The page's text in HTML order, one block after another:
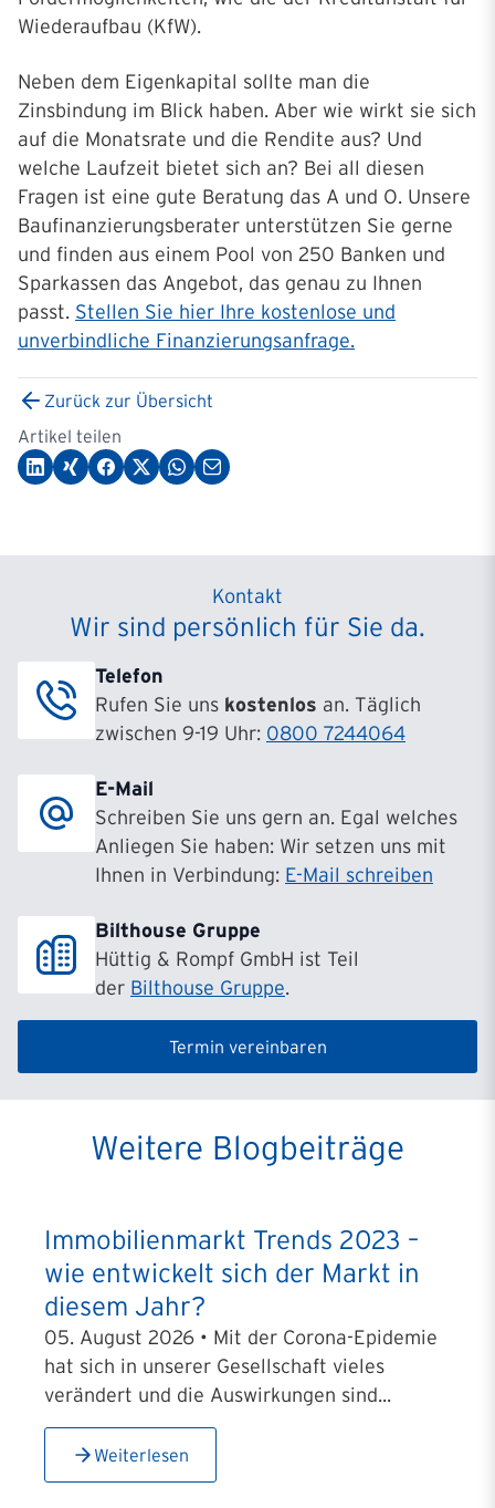
Wiederaufbau (KfW).
Neben dem Eigenkapital sollte man die
Zinsbindung im Blick haben. Aber wie wirkt sie sich
auf die Monatsrate und die Rendite aus? Und
welche Laufzeit bietet sich an? Bei all diesen
Fragen ist eine gute Beratung das A und O. Unsere
Baufinanzierungsberater unterstützen Sie gerne
und finden aus einem Pool von 250 Banken und
Sparkassen das Angebot, das genau zu Ihnen
passt. Stellen Sie hier Ihre kostenlose und
unverbindliche Finanzierungsanfrage.
Zurück zur Übersicht
Artikel teilen
Kontakt
Wir sind persönlich für Sie da.
Telefon
Rufen Sie uns kostenlos an. Täglich
zwischen 9-19 Uhr: 0800 7244064
E-Mail
Schreiben Sie uns gern an. Egal welches
Anliegen Sie haben: Wir setzen uns mit
Ihnen in Verbindung: E-Mail schreiben
Bilthouse Gruppe
Hüttig & Rompf GmbH ist Teil
der Bilthouse Gruppe.
Termin vereinbaren
Weitere Blogbeiträge
Immobilienmarkt Trends 2023 –
wie entwickelt sich der Markt in
diesem Jahr?
05. August 2026 • Mit der Corona-Epidemie
hat sich in unserer Gesellschaft vieles
verändert und die Auswirkungen sind...
Weiterlesen